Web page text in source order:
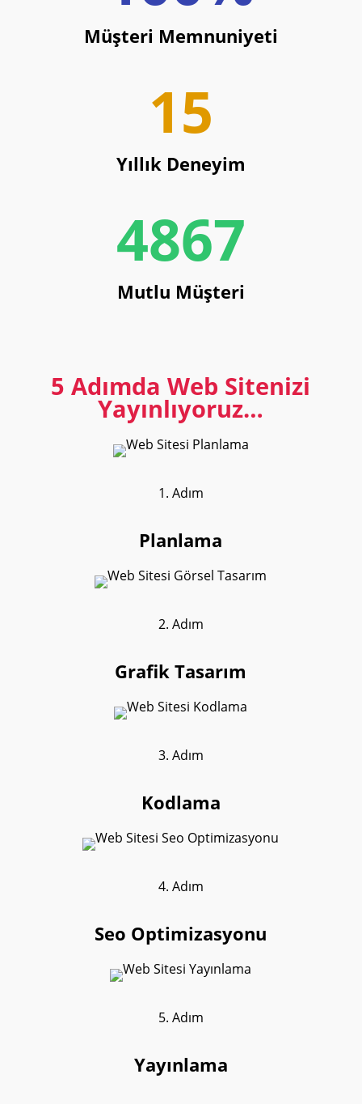
Müşteri Memnuniyeti
15
Yıllık Deneyim
4867
Mutlu Müşteri
5 Adımda Web Sitenizi
Yayınlıyoruz…
1. Adım
Planlama
2. Adım
Grafik Tasarım
3. Adım
Kodlama
4. Adım
Seo Optimizasyonu
5. Adım
Yayınlama